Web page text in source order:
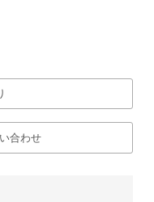
合わせ